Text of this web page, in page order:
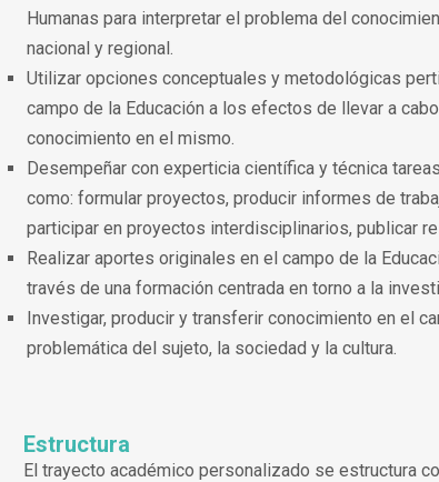
Humanas para interpretar el problema del
nacional y regional.
Utilizar opciones conceptuales y metodológicas
campo de la Educación a los efectos de llevar a
conocimiento en el mismo.
Desempeñar con experticia científica y técnica
como: formular proyectos, producir informes de
participar en proyectos interdisciplinarios, publicar
Realizar aportes originales en el campo de la
través de una formación centrada en torno a la
Investigar, producir y transferir conocimiento en el
problemática del sujeto, la sociedad y la cultura.
Estructura
El trayecto académico personalizado se estructura